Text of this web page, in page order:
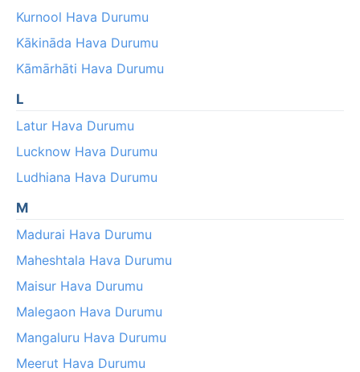
Kurnool Hava Durumu
Kākināda Hava Durumu
Kāmārhāti Hava Durumu
L
Latur Hava Durumu
Lucknow Hava Durumu
Ludhiana Hava Durumu
M
Madurai Hava Durumu
Maheshtala Hava Durumu
Maisur Hava Durumu
Malegaon Hava Durumu
Mangaluru Hava Durumu
Meerut Hava Durumu